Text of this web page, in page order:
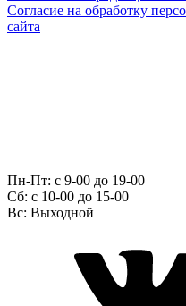
Согласие на обработку
сайта
Пн-Пт: с 9-00 до 19-00
Сб: c 10-00 до 15-00
Вс: Выходной